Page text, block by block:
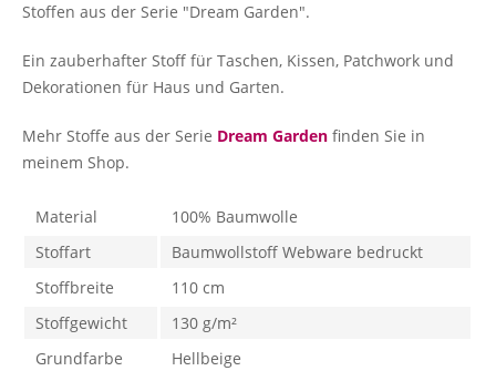
Stoffen aus der Serie "Dream Garden".
Ein zauberhafter Stoff für Taschen, Kissen, Patchwork und
Dekorationen für Haus und Garten.
Mehr Stoffe aus der Serie Dream Garden finden Sie in
meinem Shop.
Material
100% Baumwolle
Stoffart
Baumwollstoff Webware bedruckt
Stoffbreite
110 cm
Stoffgewicht
130 g/m²
Grundfarbe
Hellbeige